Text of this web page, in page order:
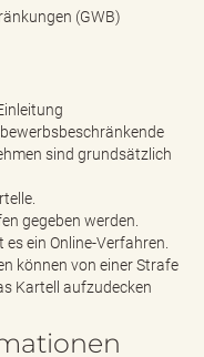
(GWB)
sind grundsätzlich
gegeben werden.
ein Online-Verfahren.
können von einer Strafe
Kartell aufzudecken